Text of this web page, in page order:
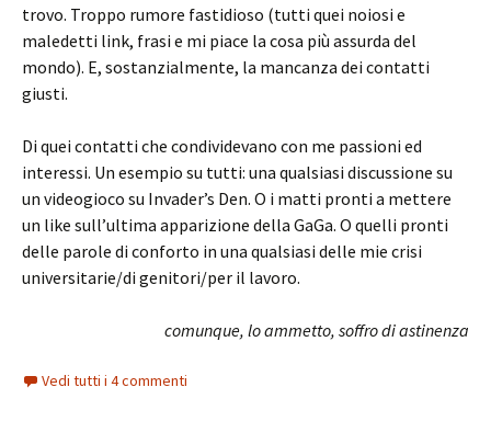
trovo. Troppo rumore fastidioso (tutti quei noiosi e
maledetti link, frasi e mi piace la cosa più assurda del
mondo). E, sostanzialmente, la mancanza dei contatti
giusti.
Di quei contatti che condividevano con me passioni ed
interessi. Un esempio su tutti: una qualsiasi discussione su
un videogioco su Invader’s Den. O i matti pronti a mettere
un like sull’ultima apparizione della GaGa. O quelli pronti
delle parole di conforto in una qualsiasi delle mie crisi
universitarie/di genitori/per il lavoro.
comunque, lo ammetto, soffro di astinenza
Vedi tutti i 4 commenti